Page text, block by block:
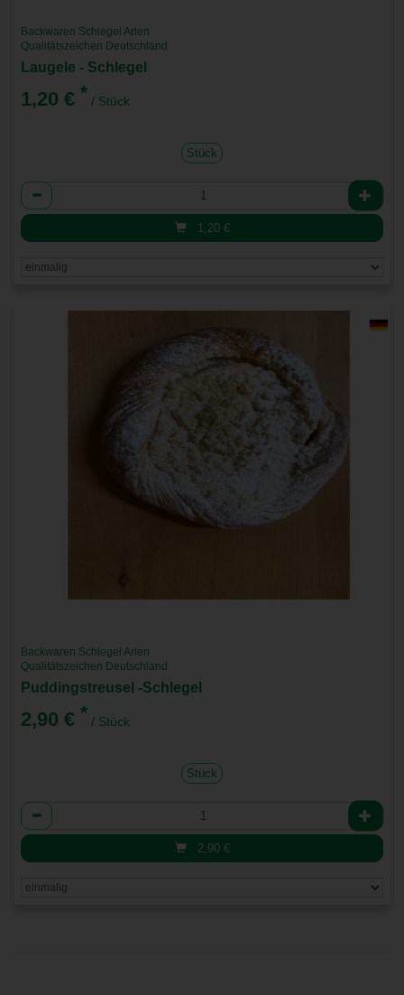
Backwaren Schlegel Arlen
Qualitätszeichen Deutschland
Laugele - Schlegel
1,20 € * / Stück
Stück
Anzahl
1,20 €
Backwaren Schlegel Arlen
Qualitätszeichen Deutschland
Puddingstreusel -Schlegel
2,90 € * / Stück
Stück
Anzahl
2,90 €